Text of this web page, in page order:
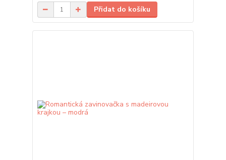
Přidat do košíku